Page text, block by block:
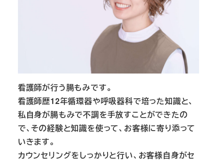
看護師が行う腸もみです。
看護師歴12年循環器や呼吸器科で培った知識と、
私自身が腸もみで不調を手放すことができたの
で、その経験と知識を使って、お客様に寄り添って
いきます。
カウンセリングをしっかりと行い、お客様自身がセ